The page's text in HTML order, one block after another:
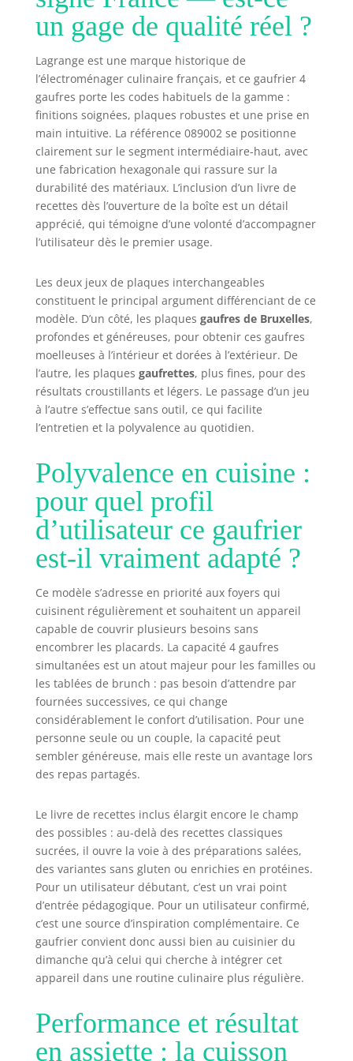
d’utilisation :
thermostat pré-
réglé pour une
cuisson des
gaufres dorées et
croustillantes à
l’extérieur et
moelleuses à
l’intérieur Une
cuisson
homogène :
appareil
réversible sur
socle pour une
bonne répartition
un gage de qualité réel ?
Lagrange est une marque historique de
l’électroménager culinaire français, et ce gaufrier 4
gaufres porte les codes habituels de la gamme :
finitions soignées, plaques robustes et une prise en
main intuitive. La référence 089002 se positionne
clairement sur le segment intermédiaire-haut, avec
une fabrication hexagonale qui rassure sur la
durabilité des matériaux. L’inclusion d’un livre de
recettes dès l’ouverture de la boîte est un détail
apprécié, qui témoigne d’une volonté d’accompagner
l’utilisateur dès le premier usage.
Les deux jeux de plaques interchangeables
constituent le principal argument différenciant de ce
modèle. D’un côté, les plaques gaufres de Bruxelles,
profondes et généreuses, pour obtenir ces gaufres
moelleuses à l’intérieur et dorées à l’extérieur. De
l’autre, les plaques gaufrettes, plus fines, pour des
résultats croustillants et légers. Le passage d’un jeu
à l’autre s’effectue sans outil, ce qui facilite
l’entretien et la polyvalence au quotidien.
Polyvalence en cuisine :
pour quel profil
d’utilisateur ce gaufrier
est-il vraiment adapté ?
Ce modèle s’adresse en priorité aux foyers qui
cuisinent régulièrement et souhaitent un appareil
capable de couvrir plusieurs besoins sans
encombrer les placards. La capacité 4 gaufres
simultanées est un atout majeur pour les familles ou
les tablées de brunch : pas besoin d’attendre par
fournées successives, ce qui change
considérablement le confort d’utilisation. Pour une
personne seule ou un couple, la capacité peut
sembler généreuse, mais elle reste un avantage lors
des repas partagés.
Le livre de recettes inclus élargit encore le champ
des possibles : au-delà des recettes classiques
sucrées, il ouvre la voie à des préparations salées,
des variantes sans gluten ou enrichies en protéines.
Pour un utilisateur débutant, c’est un vrai point
d’entrée pédagogique. Pour un utilisateur confirmé,
c’est une source d’inspiration complémentaire. Ce
gaufrier convient donc aussi bien au cuisinier du
dimanche qu’à celui qui cherche à intégrer cet
appareil dans une routine culinaire plus régulière.
Performance et résultat
en assiette : la cuisson